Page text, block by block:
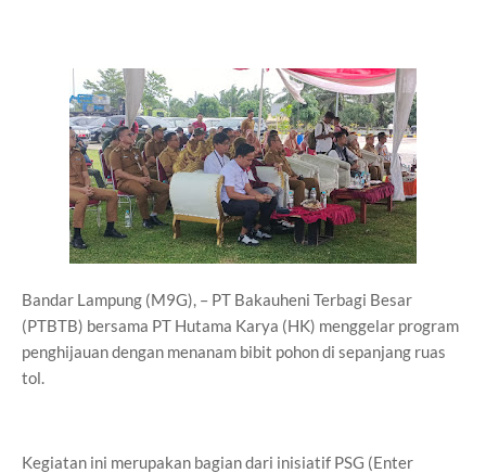
Bandar Lampung (M9G), – PT Bakauheni Terbagi Besar
(PTBTB) bersama PT Hutama Karya (HK) menggelar program
penghijauan dengan menanam bibit pohon di sepanjang ruas
tol.
Kegiatan ini merupakan bagian dari inisiatif PSG (Enter